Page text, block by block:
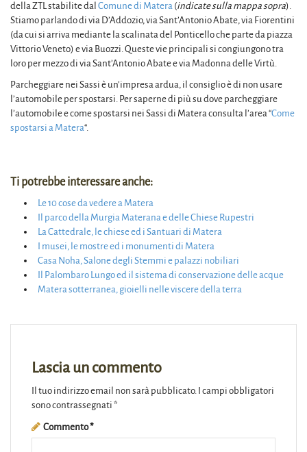
della ZTL stabilite dal Comune di Matera (indicate sulla mappa sopra).
Stiamo parlando di via D’Addozio, via Sant’Antonio Abate, via Fiorentini
(da cui si arriva mediante la scalinata del Ponticello che parte da piazza
Vittorio Veneto) e via Buozzi. Queste vie principali si congiungono tra
loro per mezzo di via Sant’Antonio Abate e via Madonna delle Virtù.
Parcheggiare nei Sassi è un’impresa ardua, il consiglio è di non usare
l’automobile per spostarsi. Per saperne di più su dove parcheggiare
l’automobile e come spostarsi nei Sassi di Matera consulta l’area “Come
spostarsi a Matera“.
Ti potrebbe interessare anche:
Le 10 cose da vedere a Matera
Il parco della Murgia Materana e delle Chiese Rupestri
La Cattedrale, le chiese ed i Santuari di Matera
I musei, le mostre ed i monumenti di Matera
Casa Noha, Salone degli Stemmi e palazzi nobiliari
Il Palombaro Lungo ed il sistema di conservazione delle acque
Matera sotterranea, gioielli nelle viscere della terra
Lascia un commento
Il tuo indirizzo email non sarà pubblicato. I campi obbligatori
sono contrassegnati *
Commento*